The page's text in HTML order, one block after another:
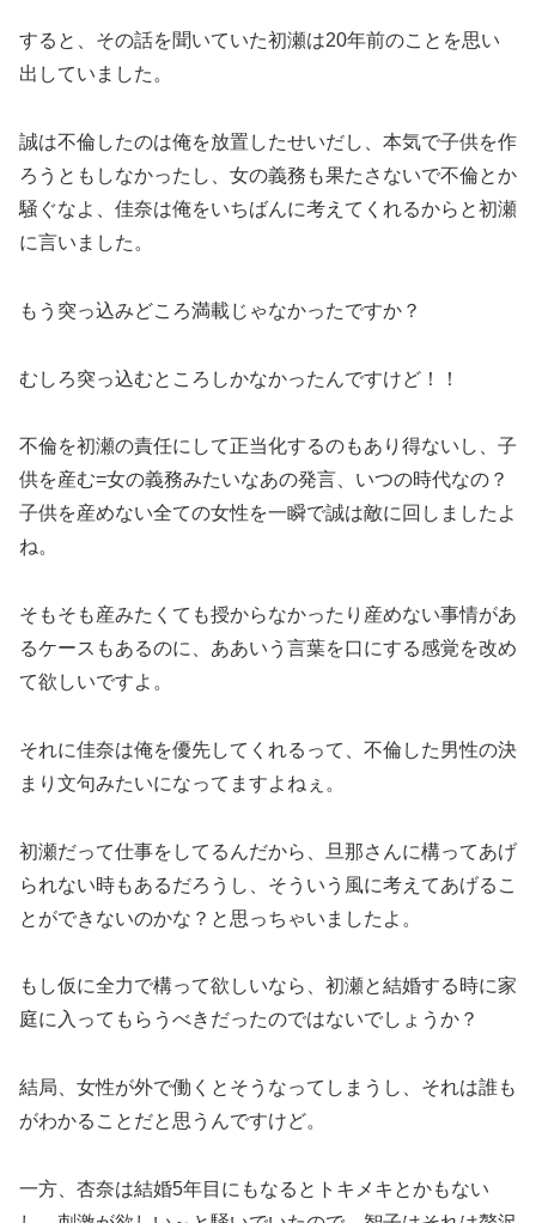
すると、その話を聞いていた初瀬は20年前のことを思い
出していました。
誠は不倫したのは俺を放置したせいだし、本気で子供を作
ろうともしなかったし、女の義務も果たさないで不倫とか
騒ぐなよ、佳奈は俺をいちばんに考えてくれるからと初瀬
に言いました。
もう突っ込みどころ満載じゃなかったですか？
むしろ突っ込むところしかなかったんですけど！！
不倫を初瀬の責任にして正当化するのもあり得ないし、子
供を産む=女の義務みたいなあの発言、いつの時代なの？
子供を産めない全ての女性を一瞬で誠は敵に回しましたよ
ね。
そもそも産みたくても授からなかったり産めない事情があ
るケースもあるのに、ああいう言葉を口にする感覚を改め
て欲しいですよ。
それに佳奈は俺を優先してくれるって、不倫した男性の決
まり文句みたいになってますよねぇ。
初瀬だって仕事をしてるんだから、旦那さんに構ってあげ
られない時もあるだろうし、そういう風に考えてあげるこ
とができないのかな？と思っちゃいましたよ。
もし仮に全力で構って欲しいなら、初瀬と結婚する時に家
庭に入ってもらうべきだったのではないでしょうか？
結局、女性が外で働くとそうなってしまうし、それは誰も
がわかることだと思うんですけど。
一方、杏奈は結婚5年目にもなるとトキメキとかもない